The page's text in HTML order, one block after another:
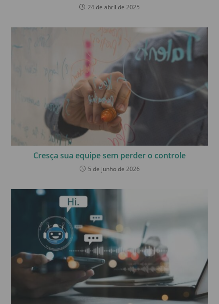
24 de abril de 2025
Cresça sua equipe sem perder o controle
5 de junho de 2026